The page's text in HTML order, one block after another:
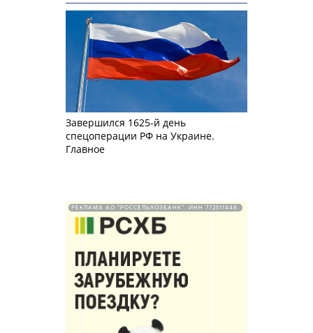
Завершился 1625-й день
спецоперации РФ на Украине.
Главное
РЕКЛАМА АО "РОССЕЛЬХОЗБАНК". ИНН 772511448.